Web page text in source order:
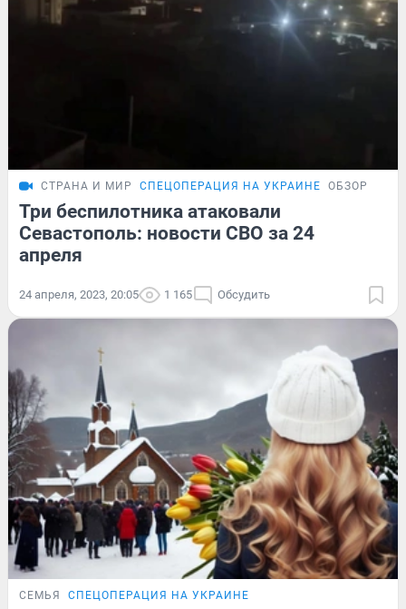
СТРАНА И МИР СПЕЦОПЕРАЦИЯ НА УКРАИНЕ ОБЗОР
Три беспилотника атаковали
Севастополь: новости СВО за 24
апреля
24 апреля, 2023, 20:05 1 165 Обсудить
СЕМЬЯ СПЕЦОПЕРАЦИЯ НА УКРАИНЕ